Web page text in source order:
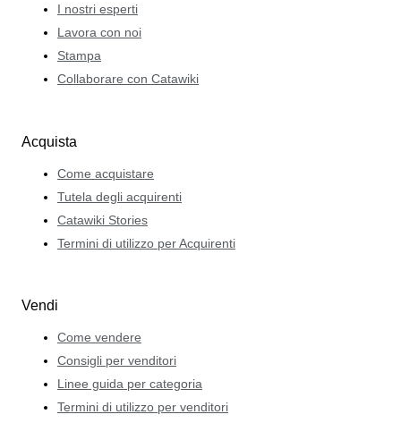
I nostri esperti
Lavora con noi
Stampa
Collaborare con Catawiki
Acquista
Come acquistare
Tutela degli acquirenti
Catawiki Stories
Termini di utilizzo per Acquirenti
Vendi
Come vendere
Consigli per venditori
Linee guida per categoria
Termini di utilizzo per venditori